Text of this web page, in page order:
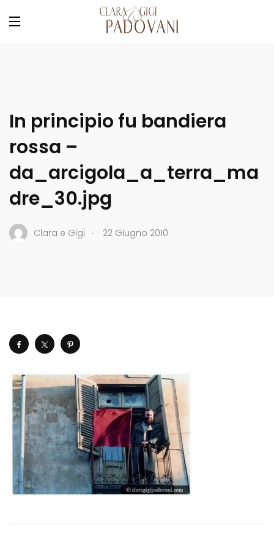
In principio fu bandiera
rossa –
da_arcigola_a_terra_ma
dre_30.jpg
Clara e Gigi . 22 Giugno 2010